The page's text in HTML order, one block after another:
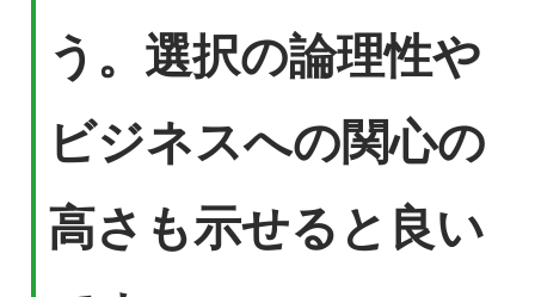
う。選択の論理性や
ビジネスへの関心の
高さも示せると良い